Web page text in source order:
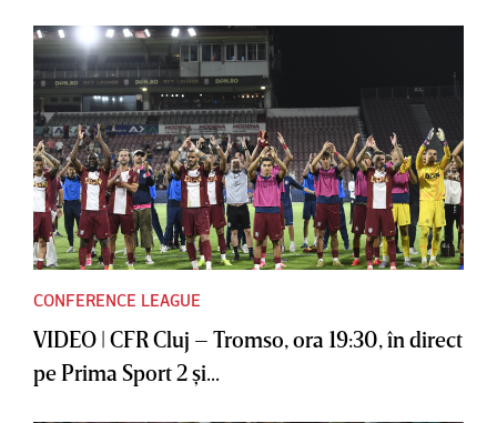
CONFERENCE LEAGUE
VIDEO | CFR Cluj – Tromso, ora 19:30, în direct
pe Prima Sport 2 şi...